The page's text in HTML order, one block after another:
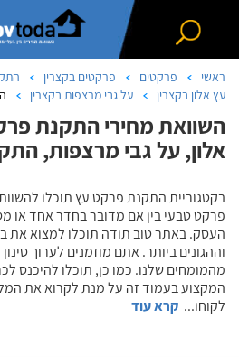
ראשי פרקטים פרקטים בקצרין
עץ אלון בקצרין
על גבי מרצפות בקצרין
השוואת מחירי התקנת
אלון, על גבי מרצפות,
בקטגוריית התקנת פרקט עץ תוכלו
פרקט טבעי בין אם מדובר בחדר אחד או
העסק. באתר טוב תודה תוכלו למצוא את
וההגונים ביותר. אתם מוזמנים לערוך
מהמומחים שלנו. כמו כן, תוכלו להיכנס
המקצוע בעמוד זה על מנת לקרוא את
לקוחו... קרא עוד